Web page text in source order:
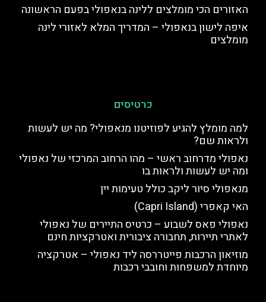
האזורים הכי מומלצים ללינה בנאפולי בפעם הראשונה
איפה לישון בנאפולי – המדריך המלא לאזורי לינה
מומלצים
כרטיסים
למה מומלץ להגיע לפוזיטנו מנאפולי? מה יש לעשות
ולראות שם?
נאפולי מדרחוב ראשי – מהו הרחוב המרכזי של נאפולי
ומה יש לעשות ולראות בו
מנאפולי סיור ליקב כולל טעימות יין
האי קאפרי (Capri Island)
נאפולי פאס לשבוע – כרטיס התיירים של נאפולי
לאתרי תיירות, תחבורה ציבורית ואטרקציות חינם
מוזיאון הרכבות פייטררסה ליד נאפולי – אטרקציה
מיוחדת למשפחות וחובבי רכבות